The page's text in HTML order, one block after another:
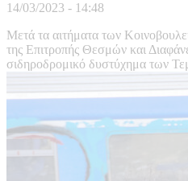
14/03/2023 - 14:48
Μετά τα αιτήματα των
της Επιτροπής Θεσμών και
σιδηροδρομικό δυστύχημα των